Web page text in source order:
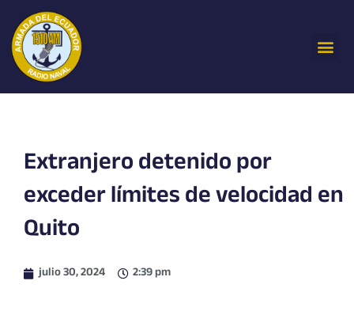
contenido
Extranjero detenido por
exceder límites de velocidad en
Quito
julio 30, 2024 2:39 pm